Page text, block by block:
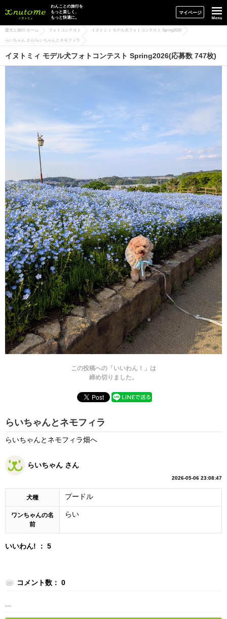
イヌトミィ
わんことの旅行を
もっと楽しく、
もっと快適に。
マイページ
愛犬と旅行 ホーム フォトコンテスト イヌトミィ モデル犬フォトコンテスト Spring2026
らいちゃん さん/らいちゃんとネモフィラ
イヌトミィ モデル犬フォトコンテスト Spring2026(応募数 747枚)
この投稿への「いいわん！」は
締め切りました。
らいちゃんとネモフィラ
らいちゃんとネモフィラ畑へ
らいちゃん さん
2026-05-06 23:08:47
犬種 プードル
ワンちゃんの名
前
らい
いいわん! ： 5
コメント数： 0